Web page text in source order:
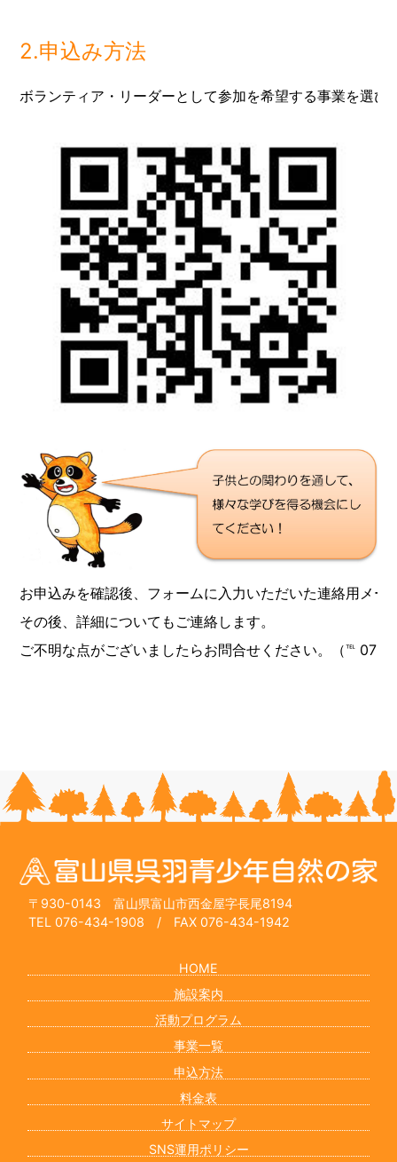
2.申込み方法
ボランティア・リーダーとして参加を希望する事業を選
お申込みを確認後、フォームに入力いただいた連絡用メ
その後、詳細についてもご連絡します。
ご不明な点がございましたらお問合せください。（℡
〒930-0143 富山県富山市西金屋字長尾8194
TEL 076-434-1908 / FAX 076-434-1942
HOME
施設案内
活動プログラム
事業一覧
申込方法
料金表
サイトマップ
SNS運用ポリシー